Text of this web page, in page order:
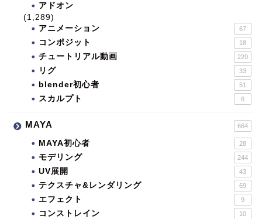
アドオン
(1,289)
アニメーション
67
コンポジット 18
チュートリアル動画 229
リグ 33
blender初心者 51
スカルプト 6
MAYA 664
MAYA初心者 28
モデリング 244
UV展開 43
テクスチャ&レンダリング 69
エフェクト 9
コンストレイン 10